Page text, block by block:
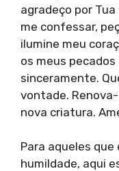
agradeço por
me confessar,
ilumine meu
os meus
sinceramente.
vontade.
nova criatura.
Para aqueles
humildade, aqui